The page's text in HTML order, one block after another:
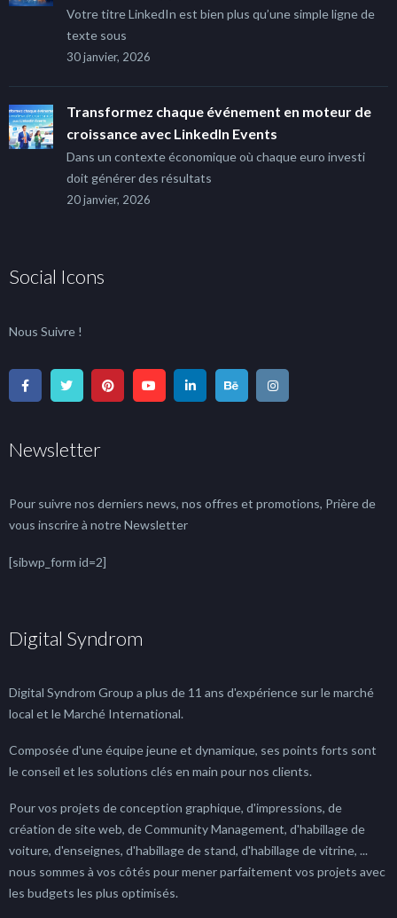
Votre titre LinkedIn est bien plus qu’une simple ligne de
texte sous
30 janvier, 2026
Transformez chaque événement en moteur de
croissance avec LinkedIn Events
Dans un contexte économique où chaque euro investi
doit générer des résultats
20 janvier, 2026
Social Icons
Nous Suivre !
Newsletter
Pour suivre nos derniers news, nos offres et promotions, Prière de
vous inscrire à notre Newsletter
[sibwp_form id=2]
Digital Syndrom
Digital Syndrom Group a plus de 11 ans d'expérience sur le marché
local et le Marché International.
Composée d'une équipe jeune et dynamique, ses points forts sont
le conseil et les solutions clés en main pour nos clients.
Pour vos projets de conception graphique, d'impressions, de
création de site web, de Community Management, d'habillage de
voiture, d'enseignes, d'habillage de stand, d'habillage de vitrine, ...
nous sommes à vos côtés pour mener parfaitement vos projets avec
les budgets les plus optimisés.